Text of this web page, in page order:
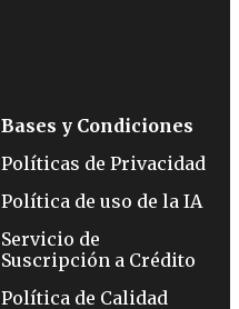
Bases y Condiciones
Políticas de Privacidad
Política de uso de la IA
Servicio de
Suscripción a Crédito
Política de Calidad